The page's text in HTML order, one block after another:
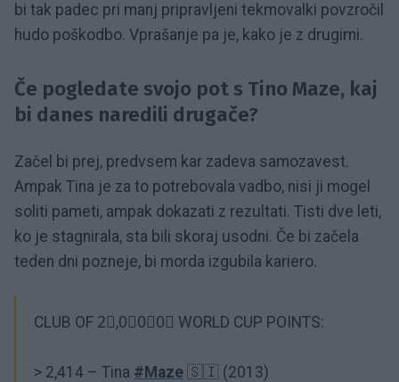
bi tak padec pri manj pripravljeni tekmovalki povzročil
hudo poškodbo. Vprašanje pa je, kako je z drugimi.
Če pogledate svojo pot s Tino Maze, kaj
bi danes naredili drugače?
Začel bi prej, predvsem kar zadeva samozavest.
Ampak Tina je za to potrebovala vadbo, nisi ji mogel
soliti pameti, ampak dokazati z rezultati. Tisti dve leti,
ko je stagnirala, sta bili skoraj usodni. Če bi začela
teden dni pozneje, bi morda izgubila kariero.
CLUB OF 2⃣,0⃣0⃣0⃣ WORLD CUP POINTS:
> 2,414 – Tina #Maze 🇸🇮 (2013)